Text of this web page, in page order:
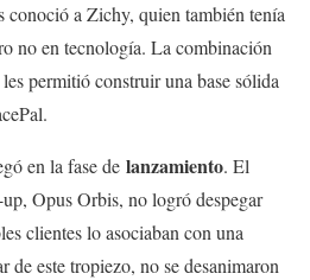
conoció a Zichy, quien también tenía
no en tecnología. La combinación
permitió construir una base sólida
en la fase de lanzamiento. El
Opus Orbis, no logró despegar
clientes lo asociaban con una
de este tropiezo, no se desanimaron